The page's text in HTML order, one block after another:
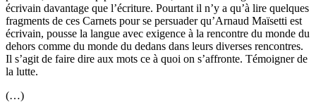
écrivain davantage que l’écriture. Pourtant il n’y a qu’à lire quelques
fragments de ces Carnets pour se persuader qu’Arnaud Maïsetti est
écrivain, pousse la langue avec exigence à la rencontre du monde du
dehors comme du monde du dedans dans leurs diverses rencontres.
Il s’agit de faire dire aux mots ce à quoi on s’affronte. Témoigner de
la lutte.
(…)